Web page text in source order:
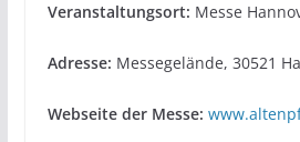
Veranstaltungsort: Messe
Adresse: Messegelände, 30521
Webseite der Messe: